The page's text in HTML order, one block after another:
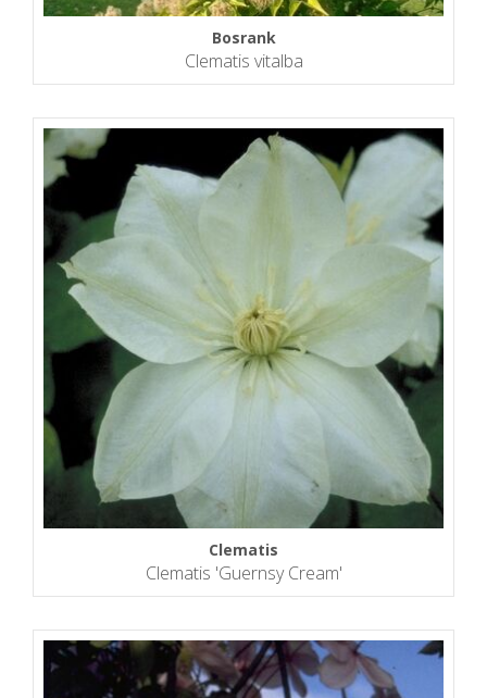
Bosrank
Clematis vitalba
Clematis
Clematis 'Guernsy Cream'